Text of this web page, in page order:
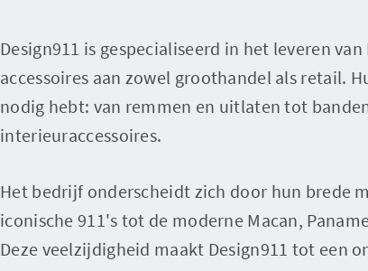
Design911 is gespecialiseerd in het leveren
accessoires aan zowel groothandel als retail.
nodig hebt: van remmen en uitlaten tot
interieuraccessoires.
Het bedrijf onderscheidt zich door hun brede
iconische 911's tot de moderne Macan,
Deze veelzijdigheid maakt Design911 tot een